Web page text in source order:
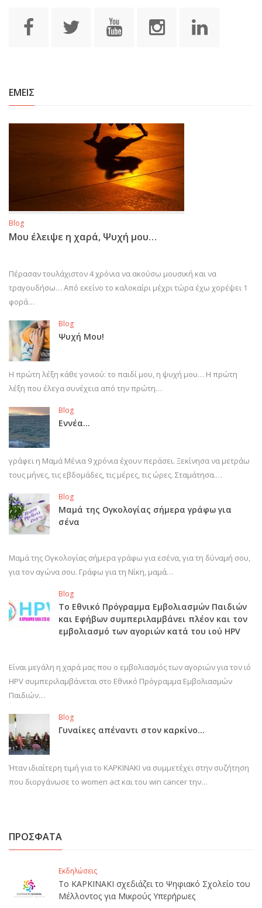
ΕΜΕΙΣ
Blog
Μου έλειψε η χαρά, Ψυχή μου…
Πέρασαν τουλάχιστον 4 χρόνια να ακούσω μουσική και να
τραγουδήσω… Από εκείνο το καλοκαίρι μέχρι τώρα έχω χορέψει 1
φορά…
Blog
Ψυχή Μου!
Η πρώτη λέξη κάθε γονιού: το παιδί μου, η ψυχή μου… Η πρώτη
λέξη που έλεγα συνέχεια από την πρώτη…
Blog
Εννέα…
γράφει η Μαμά Μένια 9 χρόνια έχουν περάσει. Ξεκίνησα να μετράω
τους μήνες, τις εβδομάδες, τις μέρες, τις ώρες. Σταμάτησα.…
Blog
Μαμά της Ογκολογίας σήμερα γράφω για
σένα
Μαμά της Ογκολογίας σήμερα γράφω για εσένα, για τη δύναμή σου,
για τον αγώνα σου. Γράφω για τη Νίκη, μαμά…
Blog
Το Εθνικό Πρόγραμμα Εμβολιασμών Παιδιών
και Εφήβων συμπεριλαμβάνει πλέον και τον
εμβολιασμό των αγοριών κατά του ιού HPV
Είναι μεγάλη η χαρά μας που ο εμβολιασμός των αγοριών για τον ιό
HPV συμπεριλαμβάνεται στο Εθνικό Πρόγραμμα Εμβολιασμών
Παιδιών…
Blog
Γυναίκες απέναντι στον καρκίνο…
Ήταν ιδιαίτερη τιμή για το ΚΑΡΚΙΝΑΚΙ να συμμετέχει στην συζήτηση
που διοργάνωσε το women act και του win cancer την…
ΠΡΟΣΦΑΤΑ
Εκδηλώσεις
Το ΚΑΡΚΙΝΑΚΙ σχεδιάζει το Ψηφιακό Σχολείο του
Μέλλοντος για Μικρούς Υπερήρωες